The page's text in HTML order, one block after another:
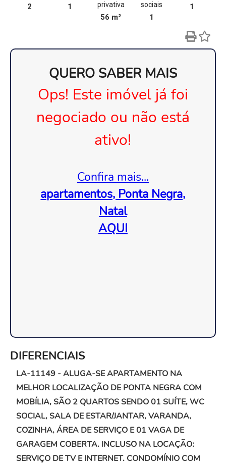
2 1
privativa
56 m²
sociais
1
1
QUERO SABER MAIS
Ops! Este imóvel já foi
negociado ou não está
ativo!
Confira mais...
apartamentos, Ponta Negra,
Natal
AQUI
DIFERENCIAIS
LA-11149 - ALUGA-SE APARTAMENTO NA
MELHOR LOCALIZAÇÃO DE PONTA NEGRA COM
MOBÍLIA, SÃO 2 QUARTOS SENDO 01 SUÍTE, WC
SOCIAL, SALA DE ESTAR/JANTAR, VARANDA,
COZINHA, ÁREA DE SERVIÇO E 01 VAGA DE
GARAGEM COBERTA. INCLUSO NA LOCAÇÃO:
SERVIÇO DE TV E INTERNET. CONDOMÍNIO COM